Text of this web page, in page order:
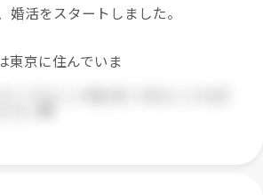
婚活をスタートしました。
東京に住んでいま